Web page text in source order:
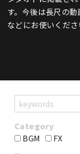
す。今後は長尺の
などにお使いくださ
BGM FX